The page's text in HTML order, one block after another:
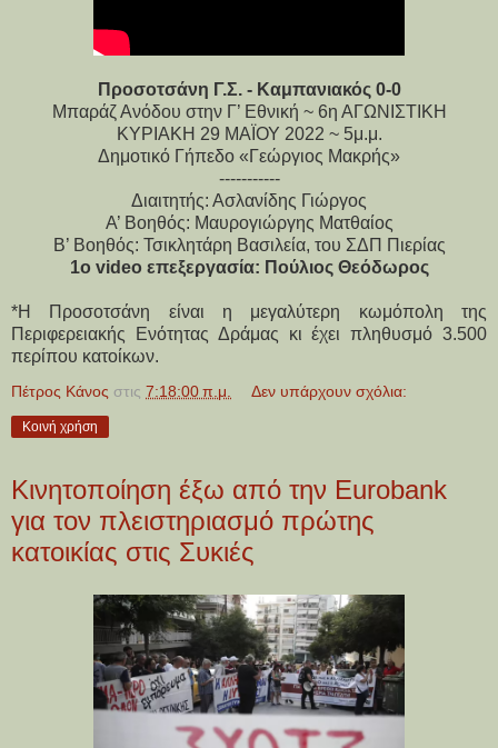
Προσοτσάνη Γ.Σ. - Καμπανιακός 0-0
Μπαράζ Ανόδου στην Γ’ Εθνική ~ 6η ΑΓΩΝΙΣΤΙΚΗ
ΚΥΡΙΑΚΗ 29 ΜΑΪΟΥ 2022 ~ 5μ.μ.
Δημοτικό Γήπεδο «Γεώργιος Μακρής»
-----------
Διαιτητής: Ασλανίδης Γιώργος
Α’ Βοηθός: Μαυρογιώργης Ματθαίος
Β’ Βοηθός: Τσικλητάρη Βασιλεία, του ΣΔΠ Πιερίας
1ο video επεξεργασία: Πούλιος Θεόδωρος
*Η Προσοτσάνη είναι η μεγαλύτερη κωμόπολη της
Περιφερειακής Ενότητας Δράμας
κι έχει πληθυσμό 3.500
περίπου κατοίκων.
Πέτρος Κάνος στις 7:18:00 π.μ. Δεν υπάρχουν σχόλια:
Κοινή χρήση
Κινητοποίηση έξω από την Eurobank
για τον πλειστηριασμό πρώτης
κατοικίας στις Συκιές